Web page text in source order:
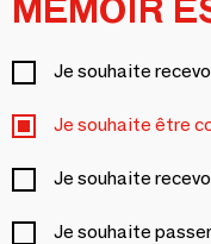
MEMOIR
Je souhaite
Je souhaite être
Je souhaite
Je souhaite